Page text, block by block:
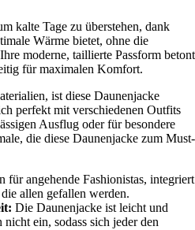
kalte Tage zu überstehen, dank
Wärme bietet, ohne die
moderne, taillierte Passform betont
für maximalen Komfort.
ist diese Daunenjacke
perfekt mit verschiedenen Outfits
Ausflug oder für besondere
die diese Daunenjacke zum Must-
für angehende Fashionistas, integriert
allen gefallen werden.
Die Daunenjacke ist leicht und
ein, sodass sich jeder den